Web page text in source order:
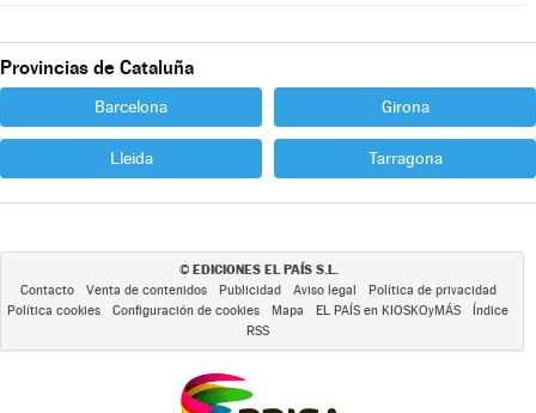
Provincias de Cataluña
Barcelona Girona
Lleida Tarragona
© EDICIONES EL PAÍS S.L.
Contacto Venta de contenidos Publicidad Aviso legal
Política de privacidad
Política cookies
Configuración de cookies Mapa EL PAÍS en KIOSKOyMÁS
Índice
RSS